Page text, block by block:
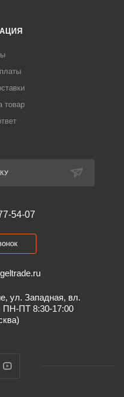
товар
54-07
ул. Западная, вл.
ПН-ПТ 8:30-17:00